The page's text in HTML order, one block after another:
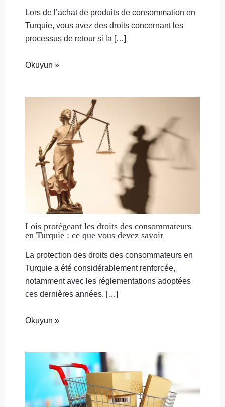
Lors de l’achat de produits de consommation en
Turquie, vous avez des droits concernant les
processus de retour si la […]
Okuyun »
Lois protégeant les droits des consommateurs
en Turquie : ce que vous devez savoir
La protection des droits des consommateurs en
Turquie a été considérablement renforcée,
notamment avec les réglementations adoptées
ces dernières années. […]
Okuyun »